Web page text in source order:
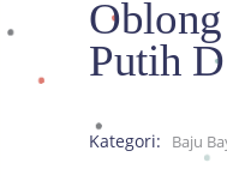
Putih D
Kategori: Baju